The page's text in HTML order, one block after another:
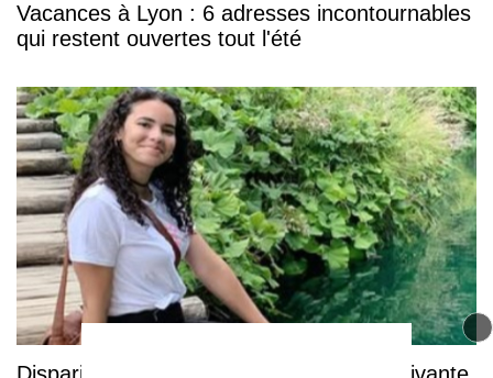
Vacances à Lyon : 6 adresses incontournables
qui restent ouvertes tout l'été